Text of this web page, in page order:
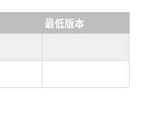
最低版本